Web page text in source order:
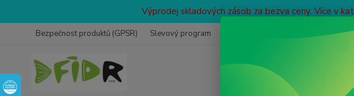
Výprodej skladových zásob za bezva ceny. Více v
Bezpečnost produktů (GPSR) Slevový program Obchodní podmínky